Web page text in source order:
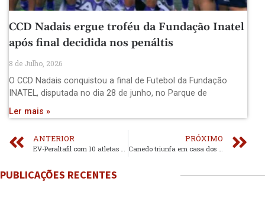
CCD Nadais ergue troféu da Fundação Inatel
após final decidida nos penáltis
8 de Julho, 2026
O CCD Nadais conquistou a final de Futebol da Fundação
INATEL, disputada no dia 28 de junho, no Parque de
Ler mais »
ANTERIOR
EV-Peraltafil com 10 atletas em Estarreja
PRÓXIMO
Canedo triunfa em casa dos corvos
PUBLICAÇÕES RECENTES